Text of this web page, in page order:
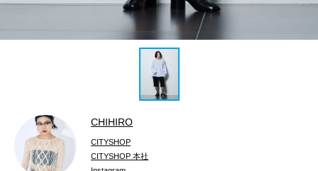
CHIHIRO
CITYSHOP
CITYSHOP 本社